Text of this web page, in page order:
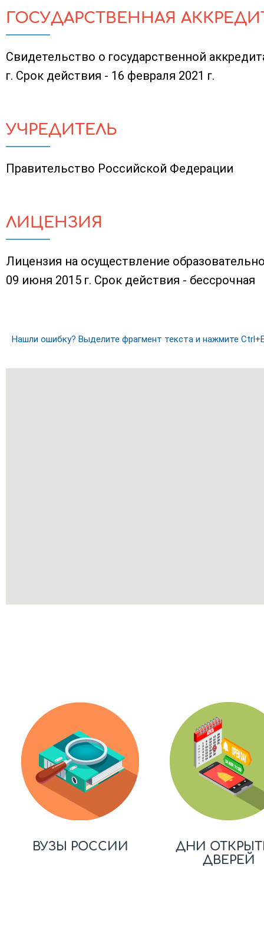
ГОСУДАРСТВЕННАЯ
Свидетельство о государственной
г. Срок действия - 16 февраля 2021 г.
УЧРЕДИТЕЛЬ
Правительство Российской Федерации
ЛИЦЕНЗИЯ
Лицензия на осуществление
09 июня 2015 г. Срок действия - бессрочная
Нашли ошибку? Выделите фрагмент текста и нажмите
ВУЗЫ РОССИИ
ДНИ
ДВЕРЕЙ